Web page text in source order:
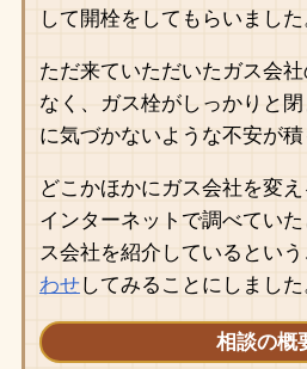
して開栓をしてもらいました
ただ来ていただいたガス会
なく、ガス栓がしっかりと
に気づかないような不安が積
どこかほかにガス会社を変
インターネットで調べてい
ス会社を紹介しているとい
わせしてみることにしました
相談の概